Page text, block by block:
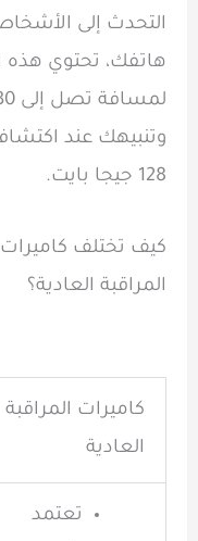
التحدث إلى
هاتفك، تحتوي هذه
وتنبيهك عند
128 جيجا بايت.
كيف تختلف كاميرات
المراقبة العادية؟
كاميرات المراقبة
العادية
تعتمد